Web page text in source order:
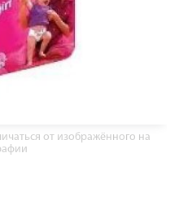
от изображённого на